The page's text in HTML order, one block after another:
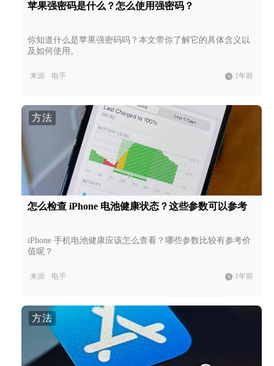
苹果强密码是什么？怎么使用强密码？
你知道什么是苹果强密码吗？本文带你了解它的具体含义以
及如何使用。
来源: 电手 1年前
方法
怎么检查 iPhone 电池健康状态？这些参数可以参考
iPhone 手机电池健康应该怎么查看？哪些参数比较有参考价
值呢？
来源: 电手 1年前
方法